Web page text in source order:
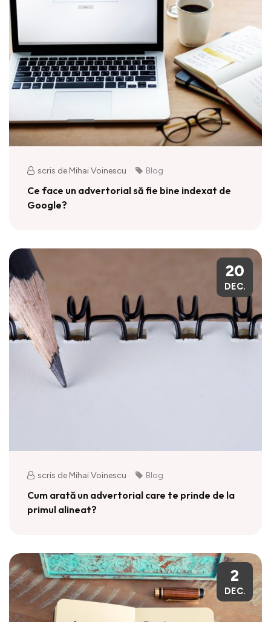
scris de Mihai Voinescu Blog
Ce face un advertorial să fie bine indexat de
Google?
20
DEC.
scris de Mihai Voinescu Blog
Cum arată un advertorial care te prinde de la
primul alineat?
2
DEC.